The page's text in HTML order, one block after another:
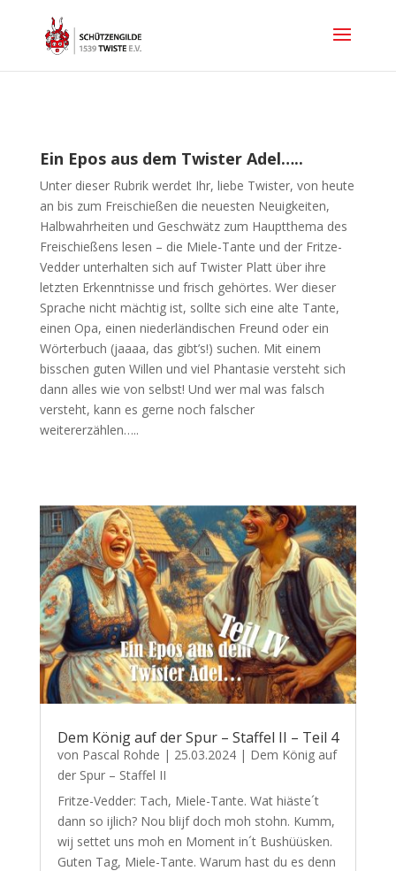
Ein Epos aus dem Twister Adel…..
Unter dieser Rubrik werdet Ihr, liebe Twister, von heute
an bis zum Freischießen die neuesten Neuigkeiten,
Halbwahrheiten und Geschwätz zum Hauptthema des
Freischießens lesen – die Miele-Tante und der Fritze-
Vedder unterhalten sich auf Twister Platt über ihre
letzten Erkenntnisse und frisch gehörtes. Wer dieser
Sprache nicht mächtig ist, sollte sich eine alte Tante,
einen Opa, einen niederländischen Freund oder ein
Wörterbuch (jaaaa, das gibt’s!) suchen. Mit einem
bisschen guten Willen und viel Phantasie versteht sich
dann alles wie von selbst! Und wer mal was falsch
versteht, kann es gerne noch falscher
weitererzählen…..
Dem König auf der Spur – Staffel II – Teil 4
von Pascal Rohde | 25.03.2024| Dem König auf
der Spur – Staffel II
Fritze-Vedder: Tach, Miele-Tante. Wat hiäste´t
dann so ijlich? Nou blijf doch moh stohn. Kumm,
wij settet uns moh en Moment in´t Bushüüsken.
Guten Tag, Miele-Tante. Warum hast du es denn